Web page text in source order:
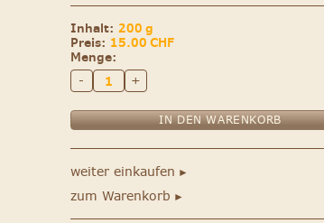
Inhalt: 200 g
Preis: 15.00 CHF
Menge:
-
+
weiter einkaufen ►
zum Warenkorb ►